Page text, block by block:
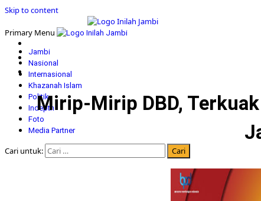
Skip to content
Primary Menu
Jambi
Nasional
Internasional
Khazanah Islam
Politik
Indepth
Foto
Media Partner
Cari untuk:
Mirip-Mirip DBD,